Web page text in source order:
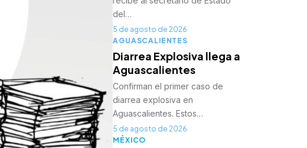
del…
5 de agosto de 2026
AGUASCALIENTES
Diarrea Explosiva llega a
Aguascalientes
Confirman el primer caso de
diarrea explosiva en
Aguascalientes. Estos…
5 de agosto de 2026
MÉXICO